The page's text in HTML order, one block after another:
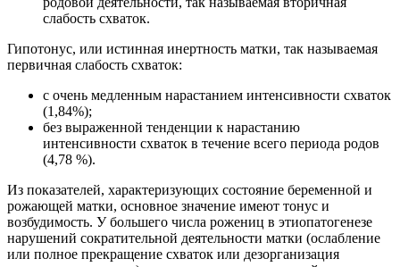
слабость схваток.
Гипотонус, или истинная инертность матки, так называемая
первичная слабость схваток:
с очень медленным нарастанием интенсивности схваток
(1,84%);
без выраженной тенденции к нарастанию
интенсивности схваток в течение всего периода родов
(4,78 %).
Из показателей, характеризующих состояние беременной и
рожающей матки, основное значение имеют тонус и
возбудимость. У большего числа рожениц в этиопатогенезе
нарушений сократительной деятельности матки (ослабление
или полное прекращение схваток или дезорганизация